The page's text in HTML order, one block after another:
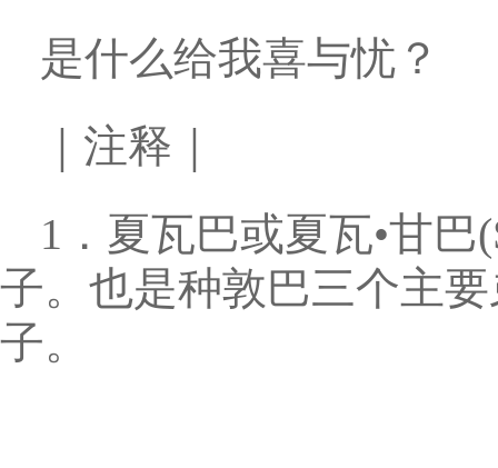
是什么给我喜与忧？
｜注释｜
1．夏瓦巴或夏瓦•甘巴
子。也是种敦巴三个主
子。